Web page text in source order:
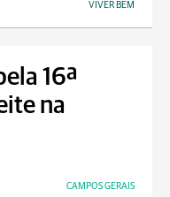
VIVER BEM
16ª
na
CAMPOS GERAIS